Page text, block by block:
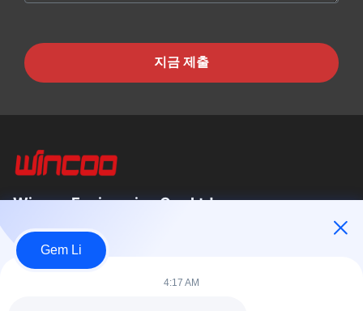
지금 제출
Wincoo Engineering Co., Ltd.
Wincoo Engineering Co., Ltd (WINCOO)는 파이프 제작, 탱크 및
파이프라인 건설, 생산 라인, 청정 에너지 프로젝트 분야의 고객에
게 맞춤형 솔루션과 장비를 제공하는 전문 기업입니다. 저희는 공
구, 기계, 특수 상품의 신속한 공급을...
Gem Li
4:17 AM